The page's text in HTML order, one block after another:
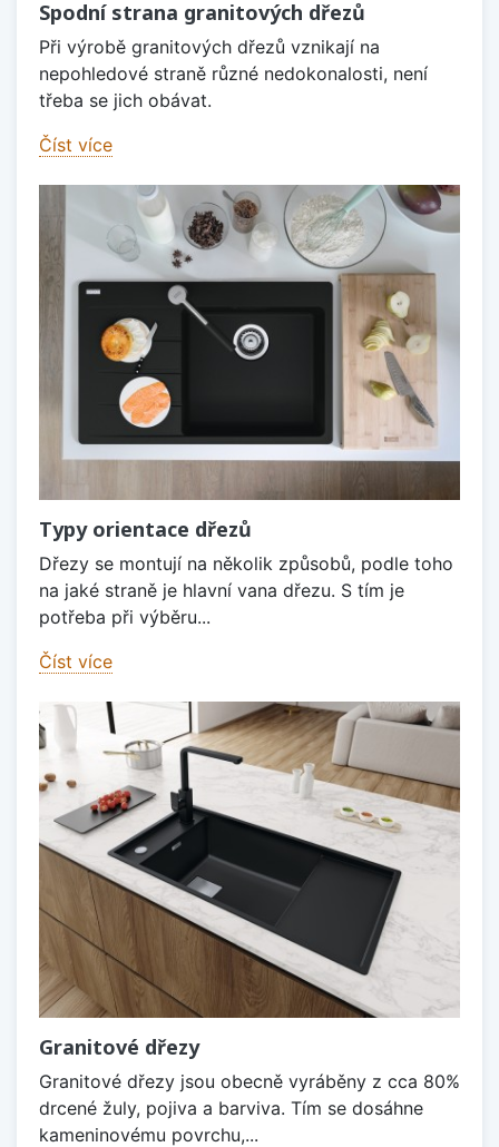
Spodní strana granitových dřezů
Při výrobě granitových dřezů vznikají na
nepohledové straně různé nedokonalosti, není
třeba se jich obávat.
Číst více
Typy orientace dřezů
Dřezy se montují na několik způsobů, podle toho
na jaké straně je hlavní vana dřezu. S tím je
potřeba při výběru...
Číst více
Granitové dřezy
Granitové dřezy jsou obecně vyráběny z cca 80%
drcené žuly, pojiva a barviva. Tím se dosáhne
kameninovému povrchu,...